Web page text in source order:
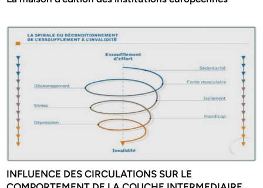
INFLUENCE DES CIRCULATIONS SUR LE